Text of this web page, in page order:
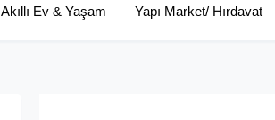
Akıllı Ev & Yaşam Yapı Market/ Hırdavat